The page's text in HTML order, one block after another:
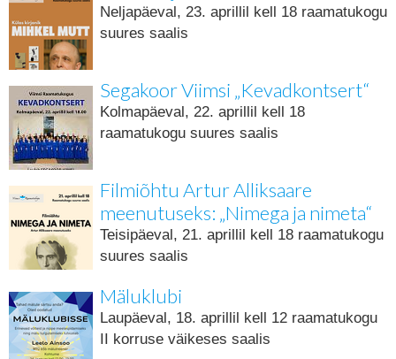
Neljapäeval, 23. aprillil kell 18 raamatukogu
suures saalis
Segakoor Viimsi „Kevadkontsert“
Kolmapäeval, 22. aprillil kell 18
raamatukogu suures saalis
Filmiõhtu Artur Alliksaare
meenutuseks: „Nimega ja nimeta“
Teisipäeval, 21. aprillil kell 18 raamatukogu
suures saalis
Mäluklubi
Laupäeval, 18. aprillil kell 12 raamatukogu
II korruse väikeses saalis